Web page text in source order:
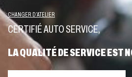
CHANGER D’ATELIER
CERTIFIÉ AUTO SERVICE,
LA QUALITÉ DE SERVICE EST